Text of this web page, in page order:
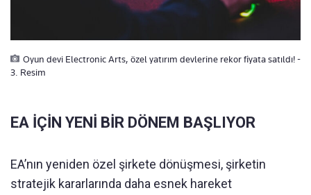
Oyun devi Electronic Arts, özel yatırım devlerine rekor fiyata satıldı! -
3. Resim
EA İÇİN YENİ BİR DÖNEM BAŞLIYOR
EA’nın yeniden özel şirkete dönüşmesi, şirketin
stratejik kararlarında daha esnek hareket